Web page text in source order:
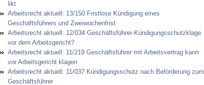
likt
Ar­beits­recht ak­tu­ell: 13/150 Frist­lo­se Kündi­gung ei­nes
Geschäftsführers und Zwei­wo­chen­frist
Ar­beits­recht ak­tu­ell: 12/034 Geschäftsführer-Kündi­gungs­schutz­kla­ge
vor dem Ar­beits­ge­richt?
Ar­beits­recht ak­tu­ell: 11/219 Geschäftsführer mit Ar­beits­ver­trag kann
vor Ar­beits­ge­richt kla­gen
Ar­beits­recht ak­tu­ell: 11/037 Kündi­gungs­schutz nach Beförde­rung zum
Geschäftsführer